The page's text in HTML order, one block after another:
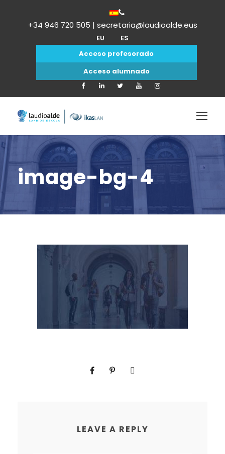
+34 946 720 505 | secretaria@laudioalde.eus
EU
ES
Acceso profesorado
Acceso alumnado
image-bg-4
LEAVE A REPLY